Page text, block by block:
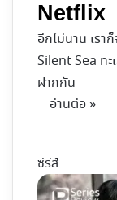
Netflix
อีกไม่นาน เรา
Silent Sea ทะ
ฝากกัน
อ่านต่อ »
ซีรีส์